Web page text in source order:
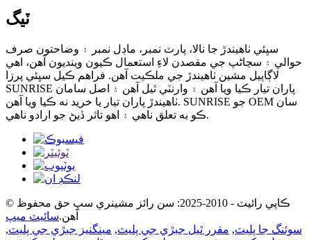
ٽيگ
سڀئي ٺاهيندڙ جا نالا، پارٽ نمبر، ماڊل نمبر ۽ وضاحتون صرف
حوالي ۽ سڃاڻپ جي مقصدن لاءِ استعمال ڪيون وينديون آهن، اهي
لاڳاپيل مشين ٺاهيندڙ جي ملڪيت آهن. فراهم ڪيل سڀئي پرزا
SUNRISE پاران تيار ڪيا ويا آهن ۽ وارنٽي ٿيل آهن ۽ اصل سامان
ٺاهيندڙ پاران تيار يا خريد نه ڪيا ويا آهن. SUNRISE جو OEM سان
ڪو به تعلق ناهي ۽ اهو تاثر ڏيڻ جو ارادو ناهي.
© ڪاپي رائيٽ - 2010-2025: سن رائز مشينري سڀ حق محفوظ
آهن.سائيٽ ميپ
سوئنگ جا پليٽ, مقرر ٿيل جبڙي جي پليٽ, مينگنيز جبڙي جي پليٽ,